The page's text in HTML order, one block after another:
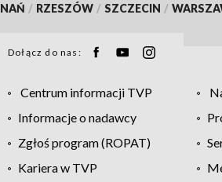
/ RZESZÓW / SZCZECIN /
Dołącz do nas:
Centrum informacji TVP
Informacje o nadawcy
Zgłoś program (ROPAT)
Kariera w TVP